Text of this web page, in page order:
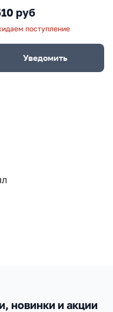
руб
поступление
Уведомить
новинки и акции